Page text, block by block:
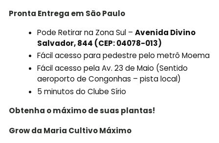
Pronta Entrega em São Paulo
Pode Retirar na Zona Sul –Avenida Divino
Salvador, 844 (CEP: 04078-013)
Fácil acesso para pedestre pelo metrô Moema
Fácil acesso pela Av. 23 de Maio (Sentido
aeroporto de Congonhas – pista local)
5 minutos do Clube Sírio
Obtenha o máximo de suas plantas!
Grow da Maria Cultivo Máximo